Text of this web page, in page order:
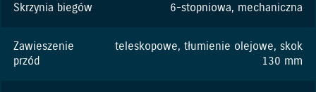
Skrzynia biegów 6-stopniowa, mechaniczna
Zawieszenie
przód
teleskopowe, tłumienie olejowe, skok
130 mm